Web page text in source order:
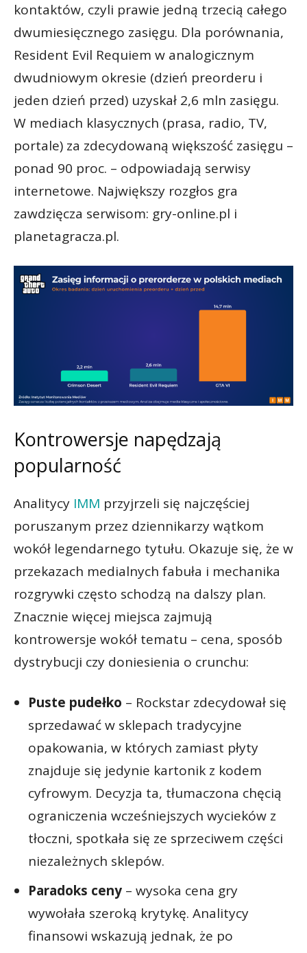
kontaktów, czyli prawie jedną trzecią całego
dwumiesięcznego zasięgu. Dla porównania,
Resident Evil Requiem w analogicznym
dwudniowym okresie (dzień preorderu i
jeden dzień przed) uzyskał 2,6 mln zasięgu.
W mediach klasycznych (prasa, radio, TV,
portale) za zdecydowaną większość zasięgu –
ponad 90 proc. – odpowiadają serwisy
internetowe. Największy rozgłos gra
zawdzięcza serwisom: gry-online.pl i
planetagracza.pl.
Kontrowersje napędzają
popularność
Analitycy IMM przyjrzeli się najczęściej
poruszanym przez dziennikarzy wątkom
wokół legendarnego tytułu. Okazuje się, że w
przekazach medialnych fabuła i mechanika
rozgrywki często schodzą na dalszy plan.
Znacznie więcej miejsca zajmują
kontrowersje wokół tematu – cena, sposób
dystrybucji czy doniesienia o crunchu:
Puste pudełko – Rockstar zdecydował się
sprzedawać w sklepach tradycyjne
opakowania, w których zamiast płyty
znajduje się jedynie kartonik z kodem
cyfrowym. Decyzja ta, tłumaczona chęcią
ograniczenia wcześniejszych wycieków z
tłoczni, spotkała się ze sprzeciwem części
niezależnych sklepów.
Paradoks ceny – wysoka cena gry
wywołała szeroką krytykę. Analitycy
finansowi wskazują jednak, że po